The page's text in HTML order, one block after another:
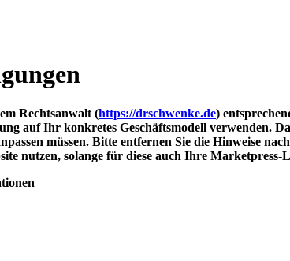
Rechtsanwalt (https://drschwenke.de)
auf Ihr konkretes Geschäftsmodell verwenden.
müssen. Bitte entfernen Sie die Hinweise
nutzen, solange für diese auch Ihre